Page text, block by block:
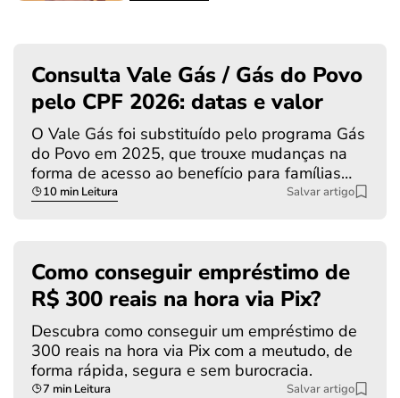
Consulta Vale Gás / Gás do Povo
pelo CPF 2026: datas e valor
O Vale Gás foi substituído pelo programa Gás
do Povo em 2025, que trouxe mudanças na
forma de acesso ao benefício para famílias…
10 min Leitura Salvar artigo
Como conseguir empréstimo de
R$ 300 reais na hora via Pix?
Descubra como conseguir um empréstimo de
300 reais na hora via Pix com a meutudo, de
forma rápida, segura e sem burocracia.
7 min Leitura Salvar artigo